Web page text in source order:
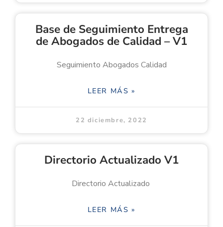
Base de Seguimiento Entrega
de Abogados de Calidad – V1
Seguimiento Abogados Calidad
LEER MÁS »
22 diciembre, 2022
Directorio Actualizado V1
Directorio Actualizado
LEER MÁS »